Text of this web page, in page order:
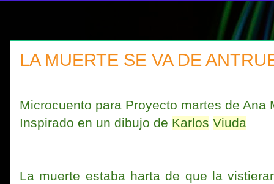
LA MUERTE SE VA DE
Microcuento para Proyecto martes de Ana
Inspirado en un dibujo de Karlos Viuda
La muerte estaba harta de que la